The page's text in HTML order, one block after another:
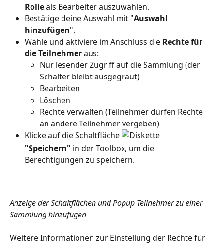
Rolle als Bearbeiter auszuwählen.
Bestätige deine Auswahl mit "Auswahl
hinzufügen".
Wähle und aktiviere im Anschluss die Rechte für
die Teilnehmer aus:
Nur lesender Zugriff auf die Sammlung (der
Schalter bleibt ausgegraut)
Bearbeiten
Löschen
Rechte verwalten (Teilnehmer dürfen Rechte
an andere Teilnehmer vergeben)
Klicke auf die Schaltfläche
"Speichern" in der Toolbox, um die
Berechtigungen zu speichern.
Anzeige der Schaltflächen und Popup Teilnehmer zu einer
Sammlung hinzufügen
Weitere Informationen zur Einstellung der Rechte für